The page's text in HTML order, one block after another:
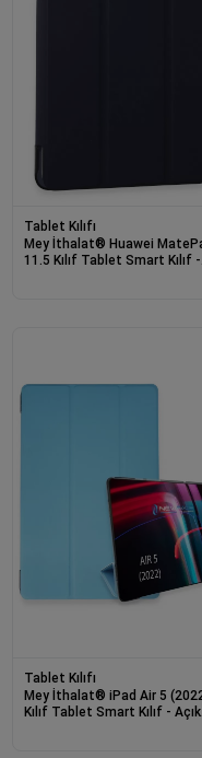
Tablet Kılıfı
Mey İthalat® Huawei MatePad
11.5 Kılıf Tablet Smart Kılıf -
Tablet Kılıfı
Mey İthalat® iPad Air 5 (2022)
Kılıf Tablet Smart Kılıf - Açık